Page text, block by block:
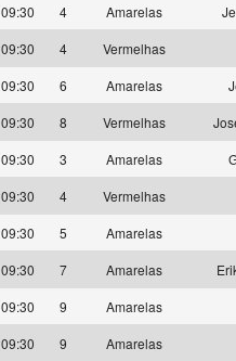
09:30
4 Amarelas
09:30
4
Vermelhas
09:30
6 Amarelas
09:30
8 Vermelhas
09:30
3 Amarelas
09:30
4
Vermelhas
09:30
5
Amarelas
09:30
7 Amarelas
09:30
9
Amarelas
09:30
9
Amarelas